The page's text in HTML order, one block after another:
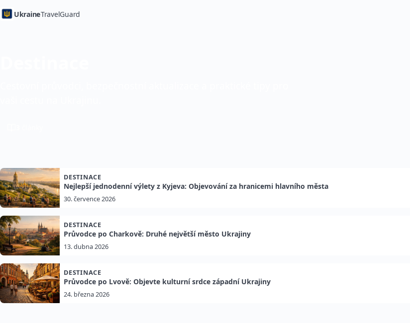
UkraineTravelGuard
DESTINACE
Nejlepší jednodenní výlety z Kyjeva: Objevování za hranicemi hlavního města
30. července 2026
DESTINACE
Průvodce po Charkově: Druhé největší město Ukrajiny
13. dubna 2026
DESTINACE
Průvodce po Lvově: Objevte kulturní srdce západní Ukrajiny
24. března 2026